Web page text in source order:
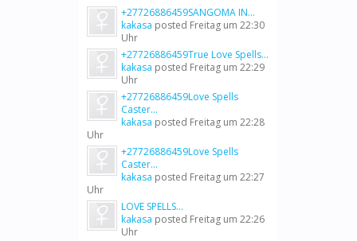
+27726886459SANGOMA IN...
kakasa posted Freitag um 22:30
Uhr
+27726886459True Love Spells...
kakasa posted Freitag um 22:29
Uhr
+27726886459Love Spells
Caster...
kakasa posted Freitag um 22:28
Uhr
+27726886459Love Spells
Caster...
kakasa posted Freitag um 22:27
Uhr
LOVE SPELLS...
kakasa posted Freitag um 22:26
Uhr